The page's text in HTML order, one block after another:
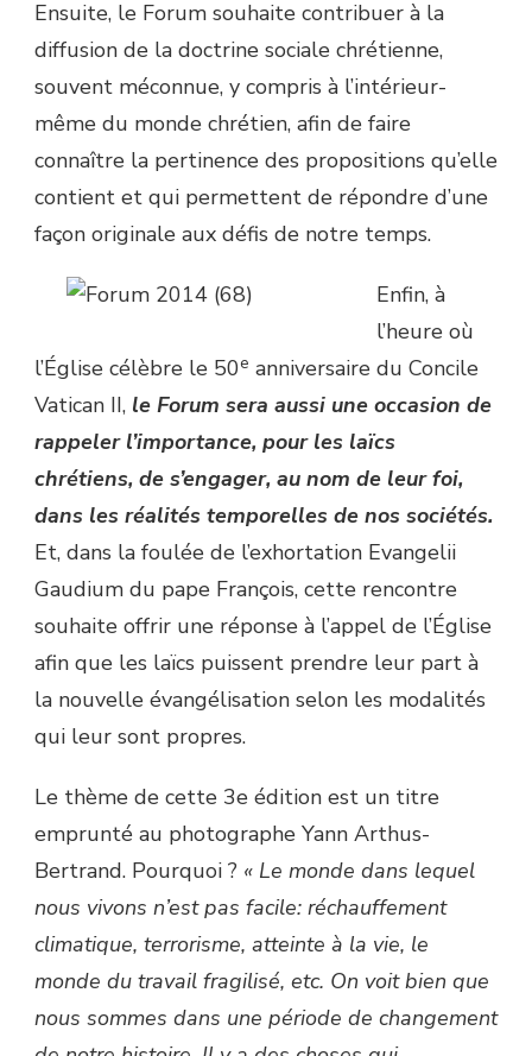
Ensuite, le Forum souhaite contribuer à la
diffusion de la doctrine sociale chrétienne,
souvent méconnue, y compris à l’intérieur-
même du monde chrétien, afin de faire
connaître la pertinence des propositions qu’elle
contient et qui permettent de répondre d’une
façon originale aux défis de notre temps.
Enfin, à
l’heure où
l’Église célèbre le 50e anniversaire du Concile
Vatican II, le Forum sera aussi une occasion de
rappeler l’importance, pour les laïcs
chrétiens, de s’engager, au nom de leur foi,
dans les réalités temporelles de nos sociétés.
Et, dans la foulée de l’exhortation Evangelii
Gaudium du pape François, cette rencontre
souhaite offrir une réponse à l’appel de l’Église
afin que les laïcs puissent prendre leur part à
la nouvelle évangélisation selon les modalités
qui leur sont propres.
Le thème de cette 3e édition est un titre
emprunté au photographe Yann Arthus-
Bertrand. Pourquoi ? « Le monde dans lequel
nous vivons n’est pas facile: réchauffement
climatique, terrorisme, atteinte à la vie, le
monde du travail fragilisé, etc. On voit bien que
nous sommes dans une période de changement